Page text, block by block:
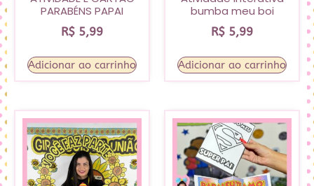
PARABÉNS PAPAI
R$ 5,99
Adicionar ao carrinho
bumba meu boi
R$ 5,99
Adicionar ao carrinho